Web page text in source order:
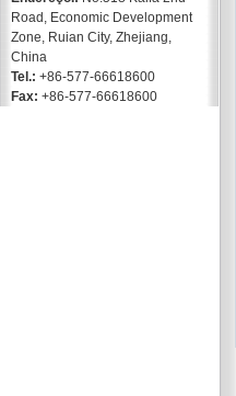
Road, Economic Development
Zone, Ruian City, Zhejiang,
China
Tel.: +86-577-66618600
Fax: +86-577-66618600